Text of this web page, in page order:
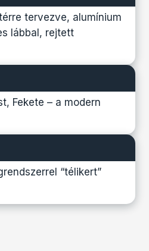
tervezve, alumínium
lábbal, rejtett
Fekete – a modern
“télikert”